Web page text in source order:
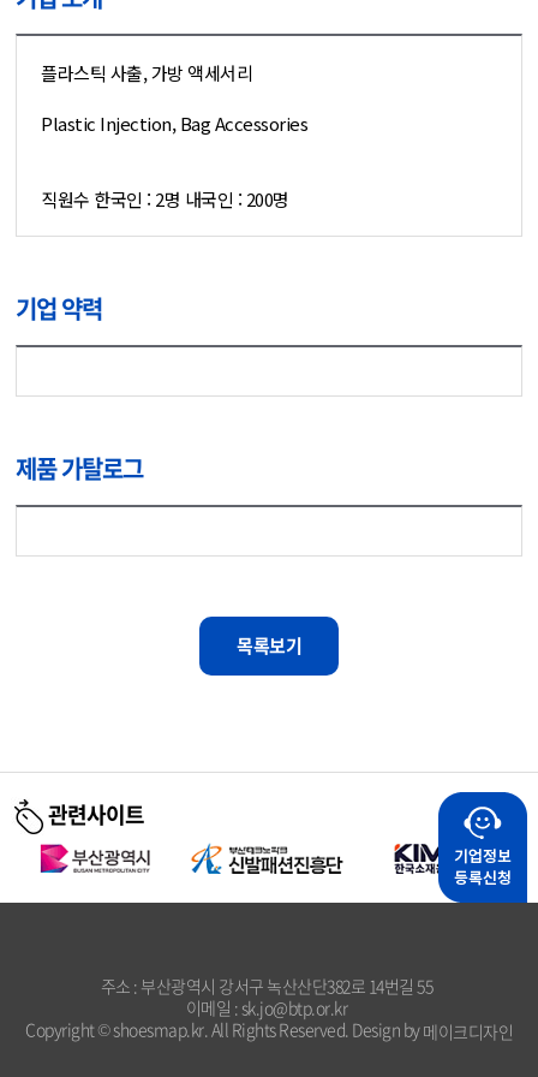
플라스틱 사출, 가방 액세서리
Plastic Injection, Bag Accessories
직원수 한국인 : 2명 내국인 : 200명
기업 약력
제품 가탈로그
목록보기
관련사이트
주소 : 부산광역시 강서구 녹산산단382로 14번길 55
이메일 : sk.jo@btp.or.kr
Copyright © shoesmap.kr. All Rights Reserved. Design by메이크디자인